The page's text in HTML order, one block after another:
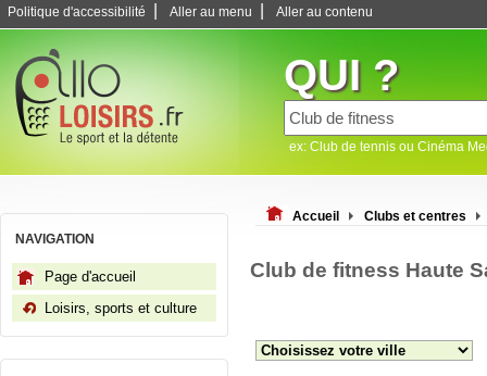
Politique d'accessibilité Aller au menu Aller au contenu
QUI ?
ex: Club de tennis ou Cinéma
NAVIGATION
Page d'accueil
Loisirs, sports et culture
Accueil Clubs et centres
Club de fitness Haute